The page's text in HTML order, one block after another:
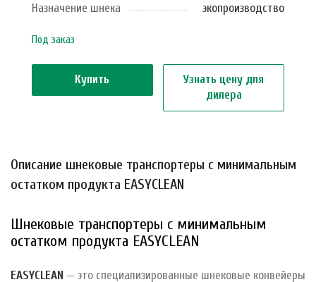
Назначение шнека экопроизводство
Под заказ
Купить
Узнать цену для
дилера
Описание шнековые транспортеры с минимальным
остатком продукта EASYCLEAN
Шнековые транспортеры с минимальным
остатком продукта EASYCLEAN
EASYCLEAN — это специализированные шнековые конвейеры